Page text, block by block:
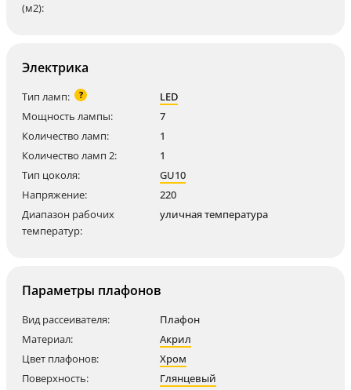
(м2):
Электрика
Тип ламп: ?
LED
Мощность лампы:
7
Количество ламп:
1
Количество ламп 2:
1
Тип цоколя:
GU10
Напряжение:
220
Диапазон рабочих
температур:
уличная температура
Параметры плафонов
Вид рассеивателя:
Плафон
Материал:
Акрил
Цвет плафонов:
Хром
Поверхность:
Глянцевый